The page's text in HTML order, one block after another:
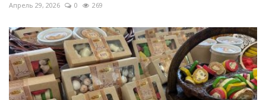
Апрель 29, 2026 0 269